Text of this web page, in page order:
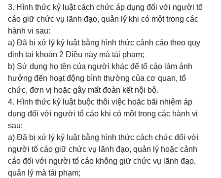
3. Hình thức kỷ luật cách chức áp dụng đối với người tố
cáo giữ chức vụ lãnh đạo, quản lý khi có một trong các
hành vi sau:
a) Đã bị xử lý kỷ luật bằng hình thức cảnh cáo theo quy
định tại khoản 2 Điều này mà tái phạm;
b) Sử dụng họ tên của người khác để tố cáo làm ảnh
hưởng đến hoạt động bình thường của cơ quan, tổ
chức, đơn vị hoặc gây mất đoàn kết nội bộ.
4. Hình thức kỷ luật buộc thôi việc hoặc bãi nhiệm áp
dụng đối với người tố cáo khi có một trong các hành vi
sau:
a) Đã bị xử lý kỷ luật bằng hình thức cách chức đối với
người tố cáo giữ chức vụ lãnh đạo, quản lý hoặc cảnh
cáo đối với người tố cáo không giữ chức vụ lãnh đạo,
quản lý mà tái phạm;